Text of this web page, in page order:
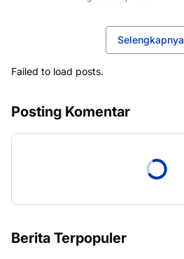
Selengkapnya
Failed to load posts.
Posting Komentar
Berita Terpopuler